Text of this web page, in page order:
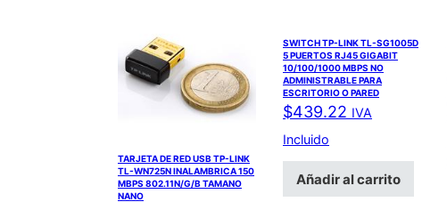
TARJETA DE RED USB TP-LINK
TL-WN725N INALAMBRICA 150
MBPS 802.11N/G/B TAMANO
NANO
SWITCH TP-LINK TL-SG1005D
5 PUERTOS RJ45 GIGABIT
10/100/1000 MBPS NO
ADMINISTRABLE PARA
ESCRITORIO O PARED
$439.22 IVA
Incluido
Añadir al carrito